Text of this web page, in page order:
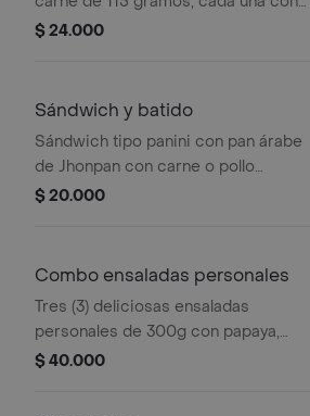
huevo revuelto y espinacas, rodaja de
$ 24.000
Sándwich y batido
Sándwich tipo panini con pan árabe
de Jhonpan con carne o pollo
desmechado, lechuga, tomate, lonja
onzas.
$ 20.000
Combo ensaladas personales
Tres (3) deliciosas ensaladas
personales de 300g con papaya,
banano, pera, mango, crema de leche,
$ 40.000